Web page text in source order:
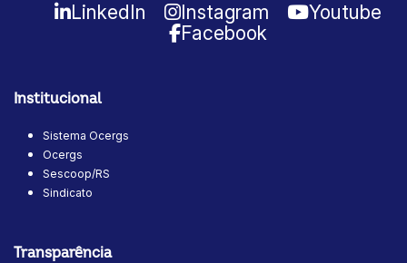
LinkedIn Instagram
Youtube
Facebook
Institucional
Sistema Ocergs
Ocergs
Sescoop/RS
Sindicato
Transparência